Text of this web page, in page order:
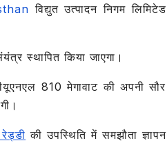
विद्युत उत्पादन निगम लिमिटेड
स्थापित किया जाएगा।
810 मेगावाट की अपनी सौर
रेड्डी की उपस्थिति में समझौता ज्ञापन